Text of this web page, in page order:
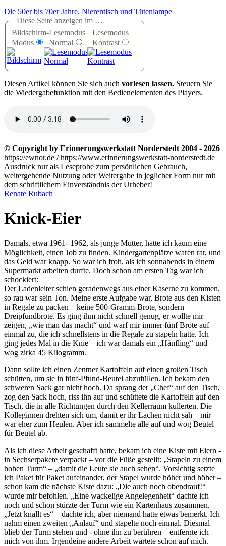
Die 50er bis 70er Jahre, Nierentisch und Tütenlampe
Diese Seite anzeigen im …
Bildschirm-
Modus
Lesemodus
Normal
Lesemodus
Kontrast
Diesen Artikel können Sie sich auch vorlesen lassen. Steuern Sie
die Wiedergabefunktion mit den Bedienelementen des Players.
© Copyright by Erinnerungswerkstatt Norderstedt 2004 - 2026
https://ewnor.de / https://www.erinnerungswerkstatt-norderstedt.de
Ausdruck nur als Leseprobe zum persönlichen Gebrauch,
weitergehende Nutzung oder Weitergabe in jeglicher Form nur mit
dem schriftlichem Einverständnis der Urheber!
Renate Rubach
Knick-Eier
Damals, etwa 1961- 1962, als junge Mutter, hatte ich kaum eine
Möglichkeit, einen Job zu finden. Kindergartenplätze waren rar, und
das Geld war knapp. So war ich froh, als ich sonnabends in einem
Supermarkt arbeiten durfte. Doch schon am ersten Tag war ich
schockiert:
Der Ladenleiter schien geradenwegs aus einer Kaserne zu kommen,
so rau war sein Ton. Meine erste Aufgabe war, Brote aus den Kisten
in Regale zu packen – keine 500-Gramm-Brote, sondern
Dreipfundbrote. Es ging ihm nicht schnell genug, er wollte mir
zeigen,
wie man das macht
und warf mir immer fünf Brote auf
einmal zu, die ich schnellstens in die Regale zu stapeln hatte. Ich
ging jedes Mal in die Knie – ich war damals ein
Hänfling
und
wog zirka 45 Kilogramm.
Dann sollte ich einen Zentner Kartoffeln auf einen großen Tisch
schütten, um sie in fünf-Pfund-Beutel abzufüllen. Ich bekam den
schweren Sack gar nicht hoch. Da sprang der Chef
auf den Tisch,
zog den Sack hoch, riss ihn auf und schüttete die Kartoffeln auf den
Tisch, die in alle Richtungen durch den Kellerraum kullerten. Die
Kolleginnen drehten sich um, damit er ihr Lachen nicht sah – mir
war eher zum Heulen. Aber ich sammelte alle auf und wog Beutel
für Beutel ab.
Als ich diese Arbeit geschafft hatte, bekam ich eine Kiste mit Eiern -
in Sechserpakete verpackt – vor die Füße gestellt:
Stapeln zu einem
hohen Turm
– damit die Leute sie auch sehen . Vorsichtig setzte
ich Paket für Paket aufeinander, der Stapel wurde höher und höher –
schon kam die nächste Kiste dazu:
Die auch noch obendrauf!
wurde mir befohlen.
Eine wackelige Angelegenheit
dachte ich
noch und schon stürzte der Turm wie ein Kartenhaus zusammen.
Jetzt knallt es
– dachte ich, aber niemand hatte etwas bemerkt. Ich
nahm einen zweiten
Anlauf
und stapelte noch einmal. Diesmal
blieb der Turm stehen und - ohne ihn zu berühren – entfernte ich
mich von ihm. Irgendeine andere Arbeit wartete schon auf mich.